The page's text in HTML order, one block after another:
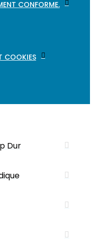
CONFORME.
COOKIES
Dur